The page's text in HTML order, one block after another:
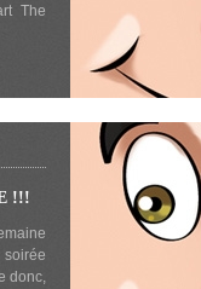
The
!!!
donc,